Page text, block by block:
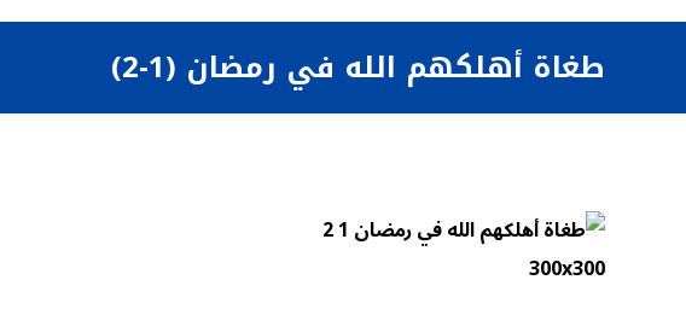
طغاة أهلكهم الله في رمضان (1-2)